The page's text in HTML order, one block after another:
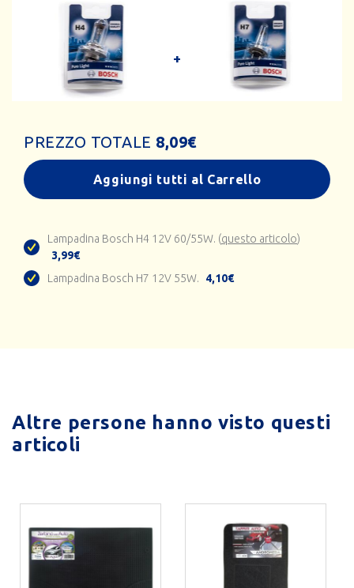
PREZZO TOTALE 8,09€
Aggiungi tutti al Carrello
Lampadina Bosch H4 12V 60/55W. (questo articolo)
3,99€
Lampadina Bosch H7 12V 55W.
4,10€
Altre persone hanno visto questi
articoli